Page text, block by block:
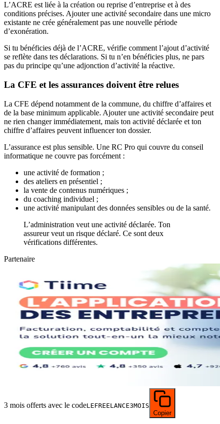
L’ACRE est liée à la création ou reprise d’entreprise et à des
conditions précises. Ajouter une activité secondaire dans une micro
existante ne crée généralement pas une nouvelle période
d’exonération.
Si tu bénéficies déjà de l’ACRE, vérifie comment l’ajout d’activité
se reflète dans tes déclarations. Si tu n’en bénéficies plus, ne pars
pas du principe qu’une adjonction d’activité la réactive.
La CFE et les assurances doivent être relues
La CFE dépend notamment de la commune, du chiffre d’affaires et
de la base minimum applicable. Ajouter une activité secondaire peut
ne rien changer immédiatement, mais ton activité déclarée et ton
chiffre d’affaires peuvent influencer ton dossier.
L’assurance est plus sensible. Une RC Pro qui couvre du conseil
informatique ne couvre pas forcément :
une activité de formation ;
des ateliers en présentiel ;
la vente de contenus numériques ;
du coaching individuel ;
une activité manipulant des données sensibles ou de la santé.
L’administration veut une activité déclarée. Ton
assureur veut un risque déclaré. Ce sont deux
vérifications différentes.
Partenaire
3 mois offerts avec le codeLEFREELANCE3MOIS
Copier